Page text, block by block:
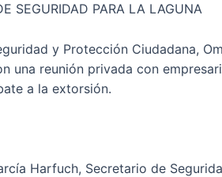
SEGURIDAD PARA LA LAGUNA
y Protección Ciudadana,
una reunión privada con
a la extorsión.
Harfuch, Secretario de